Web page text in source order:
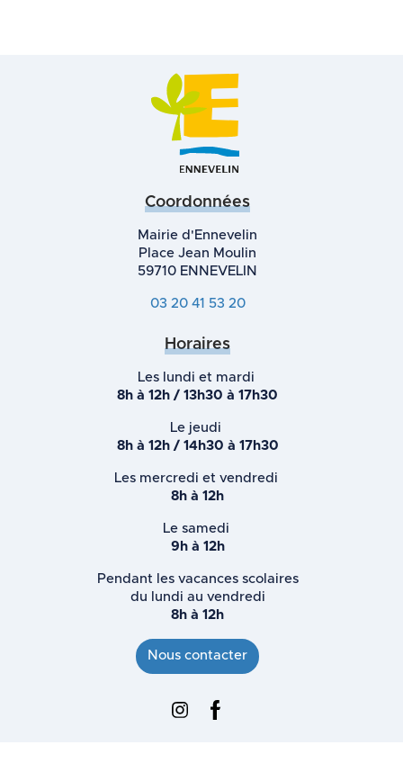
Coordonnées
Mairie d'Ennevelin
Place Jean Moulin
59710 ENNEVELIN
03 20 41 53 20
Horaires
Les lundi et mardi
8h à 12h / 13h30 à 17h30
Le jeudi
8h à 12h / 14h30 à 17h30
Les mercredi et vendredi
8h à 12h
Le samedi
9h à 12h
Pendant les vacances scolaires
du lundi au vendredi
8h à 12h
Nous contacter
Instagram : Ville d'Ennevelin
Facebook : Ville d'Ennevelin